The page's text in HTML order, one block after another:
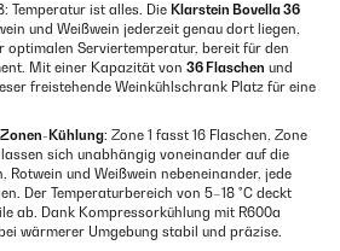
Temperatur ist alles. Die Klarstein Bovella 36
und Weißwein jederzeit genau dort liegen,
optimalen Serviertemperatur, bereit für den
Mit einer Kapazität von 36 Flaschen und
freistehende Weinkühlschrank Platz für eine
Kühlung: Zone 1 fasst 16 Flaschen, Zone
sich unabhängig voneinander auf die
Rotwein und Weißwein nebeneinander, jede
Der Temperaturbereich von 5–18 °C deckt
ab. Dank Kompressorkühlung mit R600a
wärmerer Umgebung stabil und präzise.